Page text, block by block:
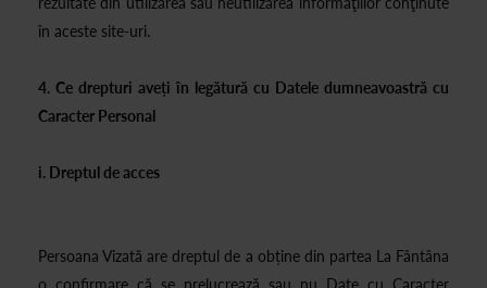
în aceste site-uri.
4. Ce drepturi aveți în legătură cu Datele dumneavoastră cu
Caracter Personal
i. Dreptul de acces
Persoana Vizată are dreptul de a obține din partea La Fântâna
o confirmare că se prelucrează sau nu Date cu Caracter